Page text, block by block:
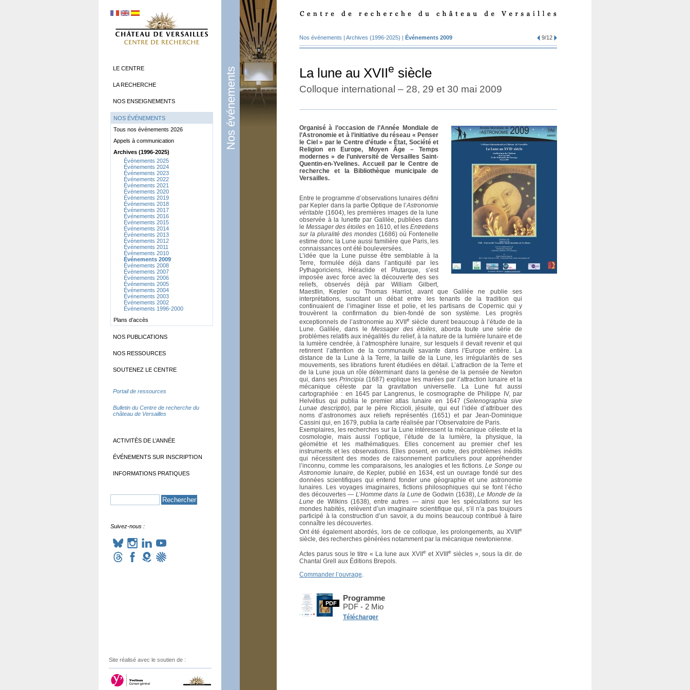
Nos événements
9/12
Nos événements | Archives (1996-2025) | Événements 2009
La lune au XVIIe siècle
Colloque international – 28, 29 et 30 mai 2009
Organisé à l’occasion de l’Année Mondiale de
l’Astronomie et à l’initiative du réseau « Penser
le Ciel » par le Centre d’étude « État, Société et
Religion en Europe, Moyen Âge – Temps
modernes » de l’université de Versailles Saint-
Quentin-en-Yvelines. Accueil par le Centre de
recherche et la Bibliothèque municipale de
Versailles.
Entre le programme d’observations lunaires défini
par Kepler dans la partie Optique de l’Astronomie
véritable (1604), les premières images de la lune
observée à la lunette par Galilée, publiées dans
leMessager des étoiles en 1610, et les Entretiens
sur la pluralité des mondes (1686) où Fontenelle
estime donc la Lune aussi familière que Paris, les
connaissances ont été bouleversées.
L’idée que la Lune puisse être semblable à la
Terre, formulée déjà dans l’antiquité par les
Pythagoriciens, Héraclide et Plutarque, s’est
imposée avec force avec la découverte des ses
reliefs, observés déjà par William Gilbert,
Maestlin, Kepler ou Thomas Harriot, avant que Galilée ne publie ses
interprétations, suscitant un débat entre les tenants de la tradition qui
continuaient de l’imaginer lisse et polie, et les partisans de Copernic qui y
trouvèrent la confirmation du bien-fondé de son système. Les progrès
exceptionnels de l’astronomie au XVIIe siècle durent beaucoup à l’étude de la
Lune. Galilée, dans leMessager des étoiles , aborda toute une série de
problèmes relatifs aux inégalités du relief, à la nature de la lumière lunaire et de
la lumière cendrée, à l’atmosphère lunaire, sur lesquels il devait revenir et qui
retinrent l’attention de la communauté savante dans l’Europe entière. La
distance de la Lune à la Terre, la taille de la Lune, les irrégularités de ses
mouvements, ses librations furent étudiées en détail. L’attraction de la Terre et
de la Lune joua un rôle déterminant dans la genèse de la pensée de Newton
qui, dans ses Principia (1687) explique les marées par l’attraction lunaire et la
mécanique céleste par la gravitation universelle. La Lune fut aussi
cartographiée : en 1645 par Langrenus, le cosmographe de Philippe IV, par
Helvétius qui publia le premier atlas lunaire en 1647 (Selenographia sive
Lunae descriptio), par le père Riccioli, jésuite, qui eut l’idée d’attribuer des
noms d’astronomes aux reliefs représentés (1651) et par Jean-Dominique
Cassini qui, en 1679, publia la carte réalisée par l’Observatoire de Paris.
Exemplaires, les recherches sur la Lune intéressent la mécanique céleste et la
cosmologie, mais aussi l’optique, l’étude de la lumière, la physique, la
géométrie et les mathématiques. Elles concernent au premier chef les
instruments et les observations. Elles posent, en outre, des problèmes inédits
qui nécessitent des modes de raisonnement particuliers pour appréhender
l’inconnu, comme les comparaisons, les analogies et les fictions. Le Songe ou
Astronomie lunaire, de Kepler, publié en 1634, est un ouvrage fondé sur des
données scientifiques qui entend fonder une géographie et une astronomie
lunaires. Les voyages imaginaires, fictions philosophiques qui se font l’écho
des découvertes — L’Homme dans la Lunede Godwin (1638),Le Monde de la
Lune de Wilkins (1638), entre autres — ainsi que les spéculations sur les
mondes habités, relèvent d’un imaginaire scientifique qui, s’il n’a pas toujours
participé à la construction d’un savoir, a du moins beaucoup contribué à faire
connaître les découvertes.
Ont été également abordés, lors de ce colloque, les prolongements, au XVIIIe
siècle, des recherches générées notamment par la mécanique newtonienne.
Actes parus sous le titre « La lune aux XVIIe et XVIIIe siècles », sous la dir. de
Chantal Grell aux Éditions Brepols.
Commander l’ouvrage
PDF
Programme
PDF - 2 Mio
Télécharger
LE CENTRE
LA RECHERCHE
NOS ENSEIGNEMENTS
NOS ÉVÉNEMENTS
Tous nos événements 2026
Appels à communication
Archives (1996-2025)
Événements 2025
Événements 2024
Événements 2023
Événements 2022
Événements 2021
Événements 2020
Événements 2019
Événements 2018
Événements 2017
Événements 2016
Événements 2015
Événements 2014
Événements 2013
Événements 2012
Événements 2011
Événements 2010
Événements 2009
Événements 2008
Événements 2007
Événements 2006
Événements 2005
Événements 2004
Événements 2003
Événements 2002
Événements 1996-2000
Plans d’accès
NOS PUBLICATIONS
NOS RESSOURCES
SOUTENEZ LE CENTRE
Portail de ressources
Bulletin du Centre de recherche du
château de Versailles
ACTIVITÉS DE L’ANNÉE
ÉVÉNEMENTS SUR INSCRIPTION
INFORMATIONS PRATIQUES
Suivez-nous :
Site réalisé avec le soutien de :